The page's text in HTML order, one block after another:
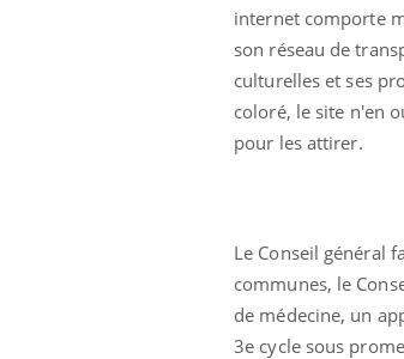
internet comporte
son réseau de
culturelles et ses
coloré, le site n'en
pour les attirer.
Le Conseil général
communes, le
de médecine, un
3e cycle sous
Fatigue en
normal ou
maladie ?
Éclipse
: “Des verres
c'est
la santé des